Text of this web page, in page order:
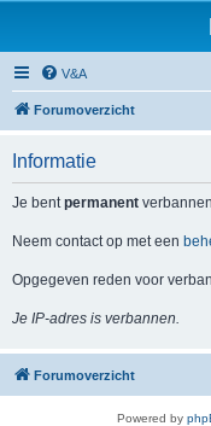
V&A
Forumoverzicht
Informatie
Je bentpermanent
Neem contact op met een
Opgegeven reden voor
Je IP-adres is verbannen.
Forumoverzicht
Powered by